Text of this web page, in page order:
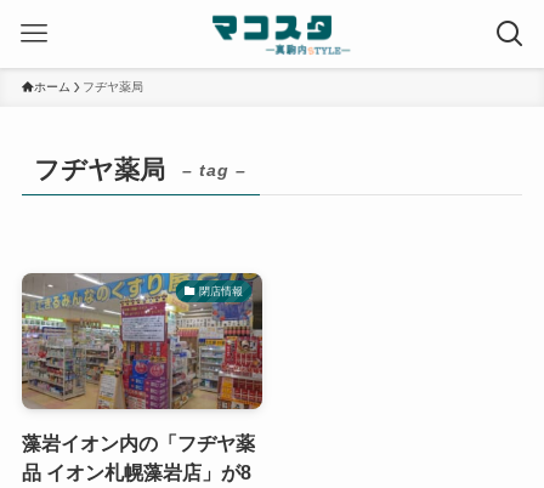
ホーム フヂヤ薬局
フヂヤ薬局 – tag –
閉店情報
藻岩イオン内の「フヂヤ薬
品 イオン札幌藻岩店」が8